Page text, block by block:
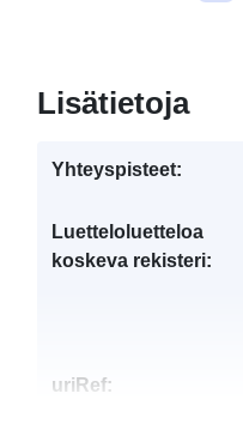
Lisätietoja
Yhteyspisteet:
Luetteloluetteloa
koskeva rekisteri:
uriRef: